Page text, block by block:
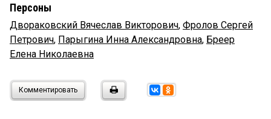
Персоны
Двораковский Вячеслав Викторович, Фролов Сергей
Петрович, Парыгина Инна Александровна, Бреер
Елена Николаевна
Комментировать